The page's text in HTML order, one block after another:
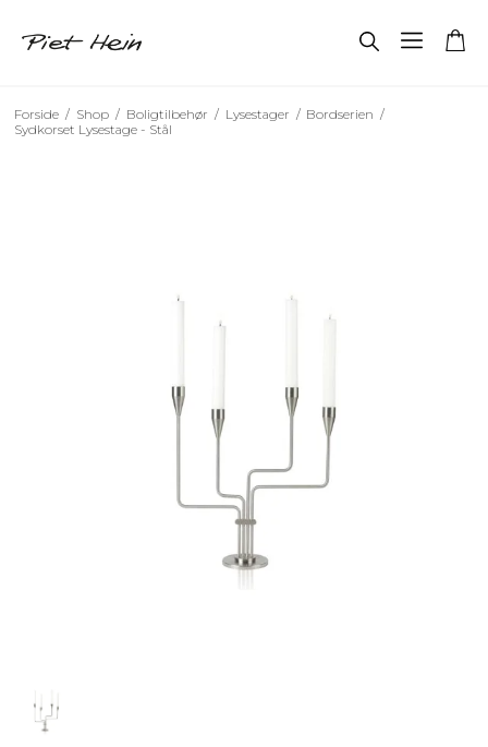
Forside / Shop / Boligtilbehør / Lysestager / Bordserien /
Sydkorset Lysestage - Stål